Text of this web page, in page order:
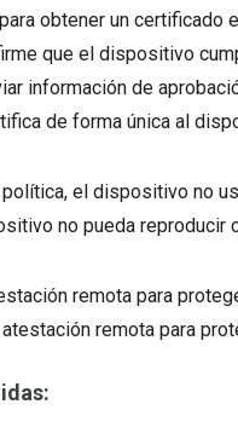
obtener un
que el dispositivo
información de
de forma única al
el dispositivo no
no pueda reproducir
remota para
remota para